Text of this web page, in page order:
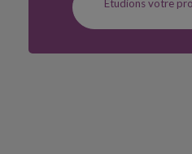
Etudions votre